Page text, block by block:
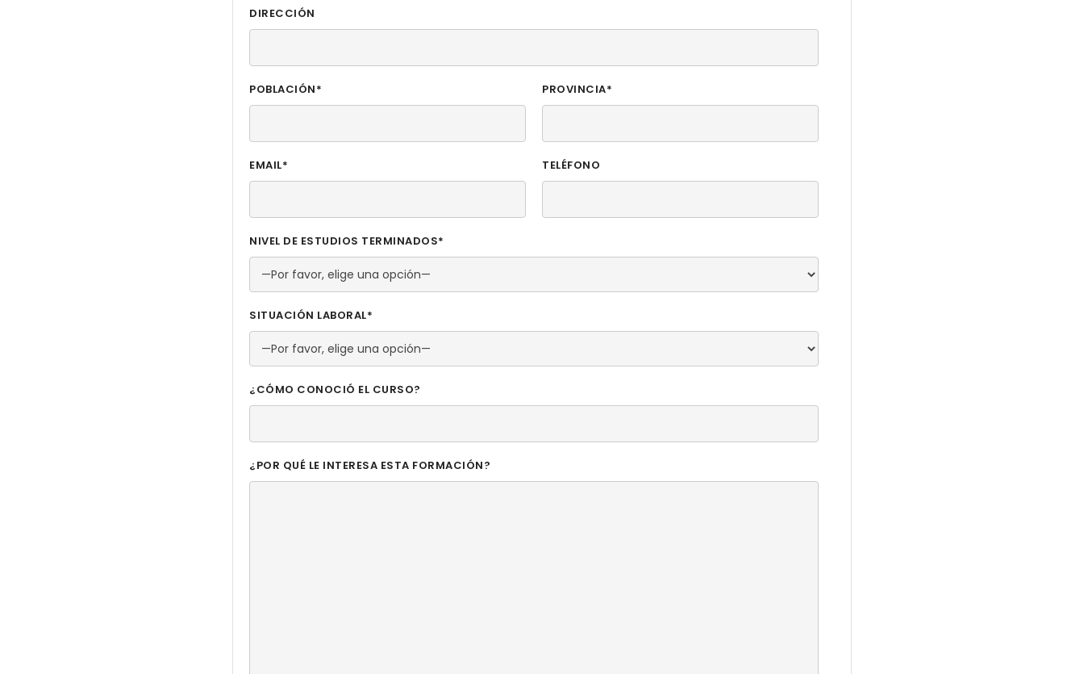
DIRECCIÓN
POBLACIÓN* PROVINCIA*
EMAIL* TELÉFONO
NIVEL DE ESTUDIOS TERMINADOS*
SITUACIÓN LABORAL*
¿CÓMO CONOCIÓ EL CURSO?
¿POR QUÉ LE INTERESA ESTA FORMACIÓN?